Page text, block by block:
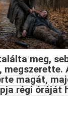
meg,
megszerette.
magát,
régi óráját